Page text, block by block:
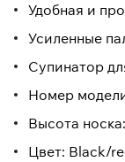
Удобная и
Усиленные
Супинатор
Номер
Высота
Цвет: Black/